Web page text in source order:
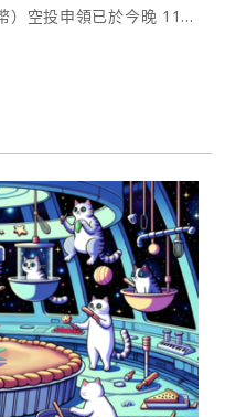
）空投申領已於今晚 11
⋯